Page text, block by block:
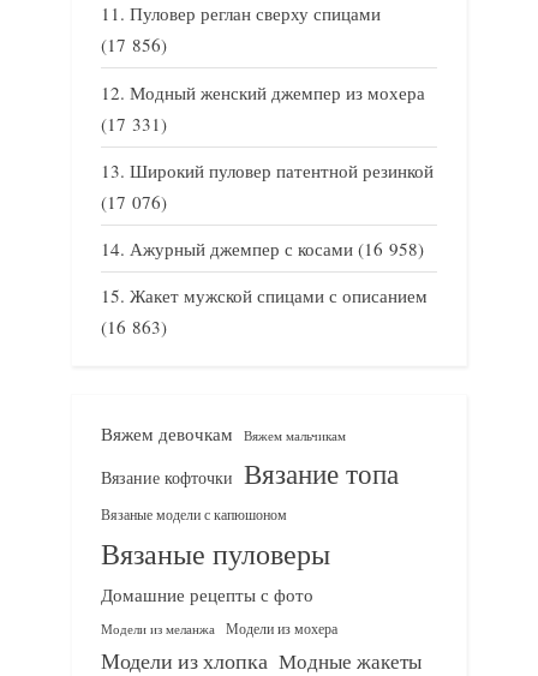
Пуловер реглан сверху спицами
(17 856)
Модный женский джемпер из мохера
(17 331)
Широкий пуловер патентной резинкой
(17 076)
Ажурный джемпер с косами (16 958)
Жакет мужской спицами с описанием
(16 863)
Вяжем девочкам Вяжем мальчикам
Вязание кофточки Вязание топа
Вязаные модели с капюшоном
Вязаные пуловеры
Домашние рецепты с фото
Модели из меланжа Модели из мохера
Модели из хлопка Модные жакеты